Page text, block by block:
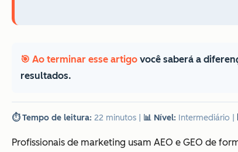
🎯 Ao terminar esse artigo você saberá a
resultados.
⏱️ Tempo de leitura: 22 minutos 📊 Nível: Intermediário
Profissionais de marketing usam AEO e GEO de